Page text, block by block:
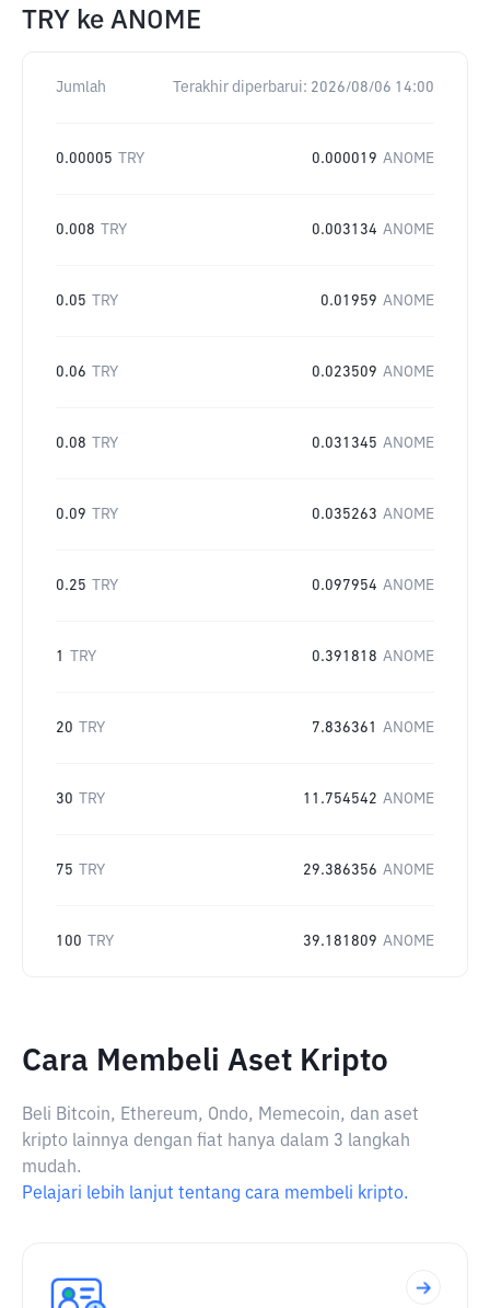
TRY ke ANOME
Jumlah Terakhir diperbarui: 2026/08/06 14:00
0.00005 TRY 0.000019 ANOME
0.008 TRY 0.003134 ANOME
0.05 TRY 0.01959 ANOME
0.06 TRY 0.023509 ANOME
0.08 TRY 0.031345 ANOME
0.09 TRY 0.035263 ANOME
0.25 TRY 0.097954 ANOME
1 TRY 0.391818 ANOME
20 TRY 7.836361 ANOME
30 TRY 11.754542 ANOME
75 TRY 29.386356 ANOME
100 TRY 39.181809 ANOME
Cara Membeli Aset Kripto
Beli Bitcoin, Ethereum, Ondo, Memecoin, dan aset
kripto lainnya dengan fiat hanya dalam 3 langkah
mudah.
Pelajari lebih lanjut tentang cara membeli kripto.